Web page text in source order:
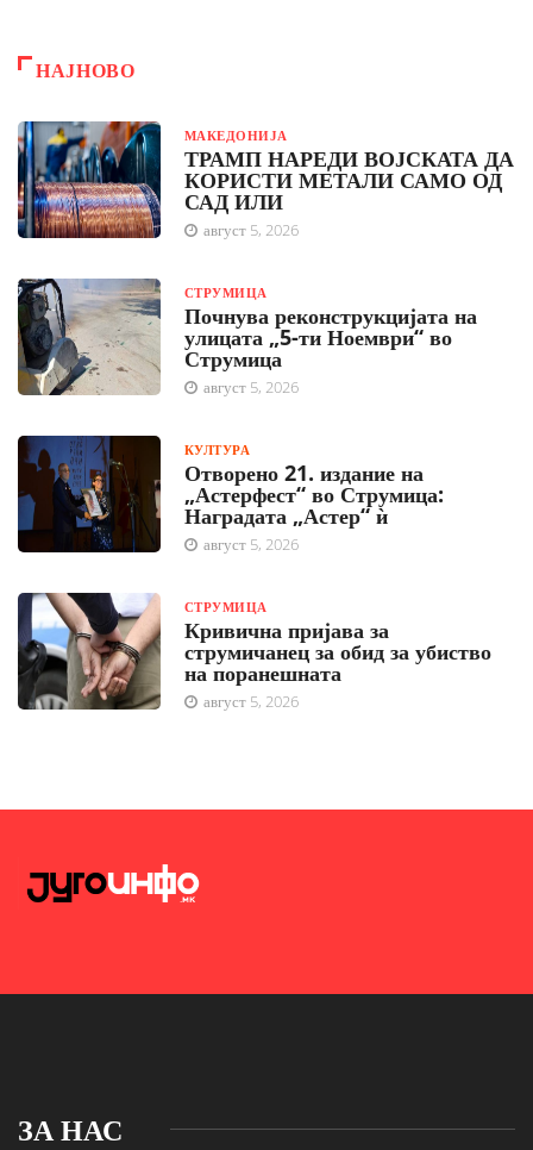
НАЈНОВО
МАКЕДОНИЈА
ТРАМП НАРЕДИ ВОЈСКАТА ДА
КОРИСТИ МЕТАЛИ САМО ОД
САД ИЛИ
август 5, 2026
СТРУМИЦА
Почнува реконструкцијата на
улицата „5-ти Ноември“ во
Струмица
август 5, 2026
КУЛТУРА
Отворено 21. издание на
„Астерфест“ во Струмица:
Наградата „Астер“ ѝ
август 5, 2026
СТРУМИЦА
Кривична пријава за
струмичанец за обид за убиство
на поранешната
август 5, 2026
ЗА НАС